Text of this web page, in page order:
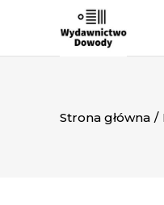
Strona główna /